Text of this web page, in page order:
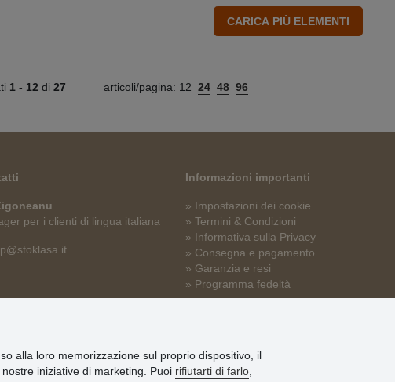
1 - 12 di 27 articoli/pagina: 12 24 48 96
per i clienti di lingua italiana
Informazioni importanti
» Impostazioni dei cookie
» Termini & Condizioni
» Informativa sulla Privacy
» Consegna e pagamento
» Garanzia e resi
» Programma fedeltà
alla loro memorizzazione sul proprio dispositivo, il
iniziative di marketing. Puoi rifiutarti di farlo